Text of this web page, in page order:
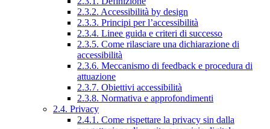
2.3.2. Accessibilità by design
2.3.3. Principi per l’accessibilità
2.3.4. Linee guida e criteri di successo
2.3.5. Come rilasciare una dichiarazione di
accessibilità
2.3.6. Meccanismo di feedback e procedura di
attuazione
2.3.7. Obiettivi accessibilità
2.3.8. Normativa e approfondimenti
2.4. Privacy
2.4.1. Come rispettare la privacy sin dalla